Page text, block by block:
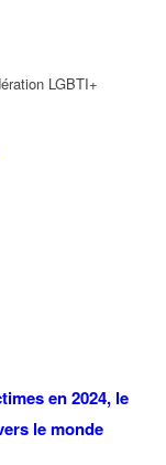
LGBTI+
en 2024, le
le monde